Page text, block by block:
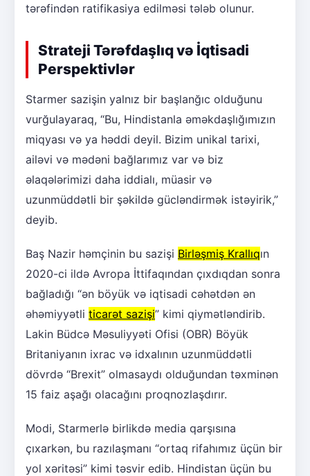
tərəfindən ratifikasiya edilməsi tələb olunur.
Strateji Tərəfdaşlıq və İqtisadi
Perspektivlər
Starmer sazişin yalnız bir başlanğıc olduğunu
vurğulayaraq, “Bu, Hindistanla əməkdaşlığımızın
miqyası və ya həddi deyil. Bizim unikal tarixi,
ailəvi və mədəni bağlarımız var və biz
əlaqələrimizi daha iddialı, müasir və
uzunmüddətli bir şəkildə gücləndirmək istəyirik,”
deyib.
Baş Nazir həmçinin bu sazişi Birləşmiş Krallıqın
2020-ci ildə Avropa İttifaqından çıxdıqdan sonra
bağladığı “ən böyük və iqtisadi cəhətdən ən
əhəmiyyətli ticarət sazişi” kimi qiymətləndirib.
Lakin Büdcə Məsuliyyəti Ofisi (OBR) Böyük
Britaniyanın ixrac və idxalının uzunmüddətli
dövrdə “Brexit” olmasaydı olduğundan təxminən
15 faiz aşağı olacağını proqnozlaşdırır.
Modi, Starmerlə birlikdə media qarşısına
çıxarkən, bu razılaşmanı “ortaq rifahımız üçün bir
yol xəritəsi” kimi təsvir edib. Hindistan üçün bu